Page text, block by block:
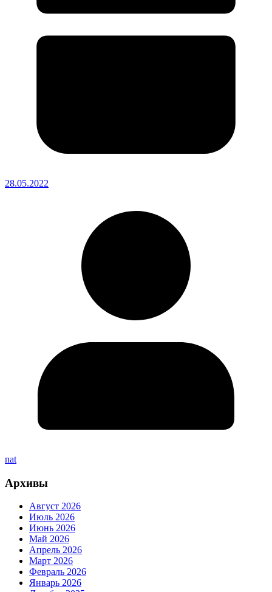
28.05.2022
nat
Архивы
Август 2026
Июль 2026
Июнь 2026
Май 2026
Апрель 2026
Март 2026
Февраль 2026
Январь 2026